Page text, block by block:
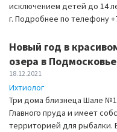
исключением детей до 14
г. Подробнее по телефону
Новый год в
озера в
18.12.2021
Ихтиолог
Три дома близнеца Шале
Главного пруда и имеет
территорией для рыбалки.